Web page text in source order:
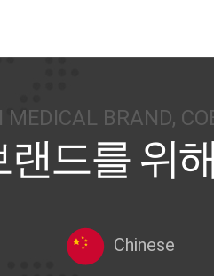
MEDICAL BRAND,
드를 위
Chinese